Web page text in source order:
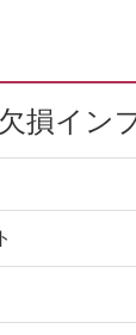
損イン